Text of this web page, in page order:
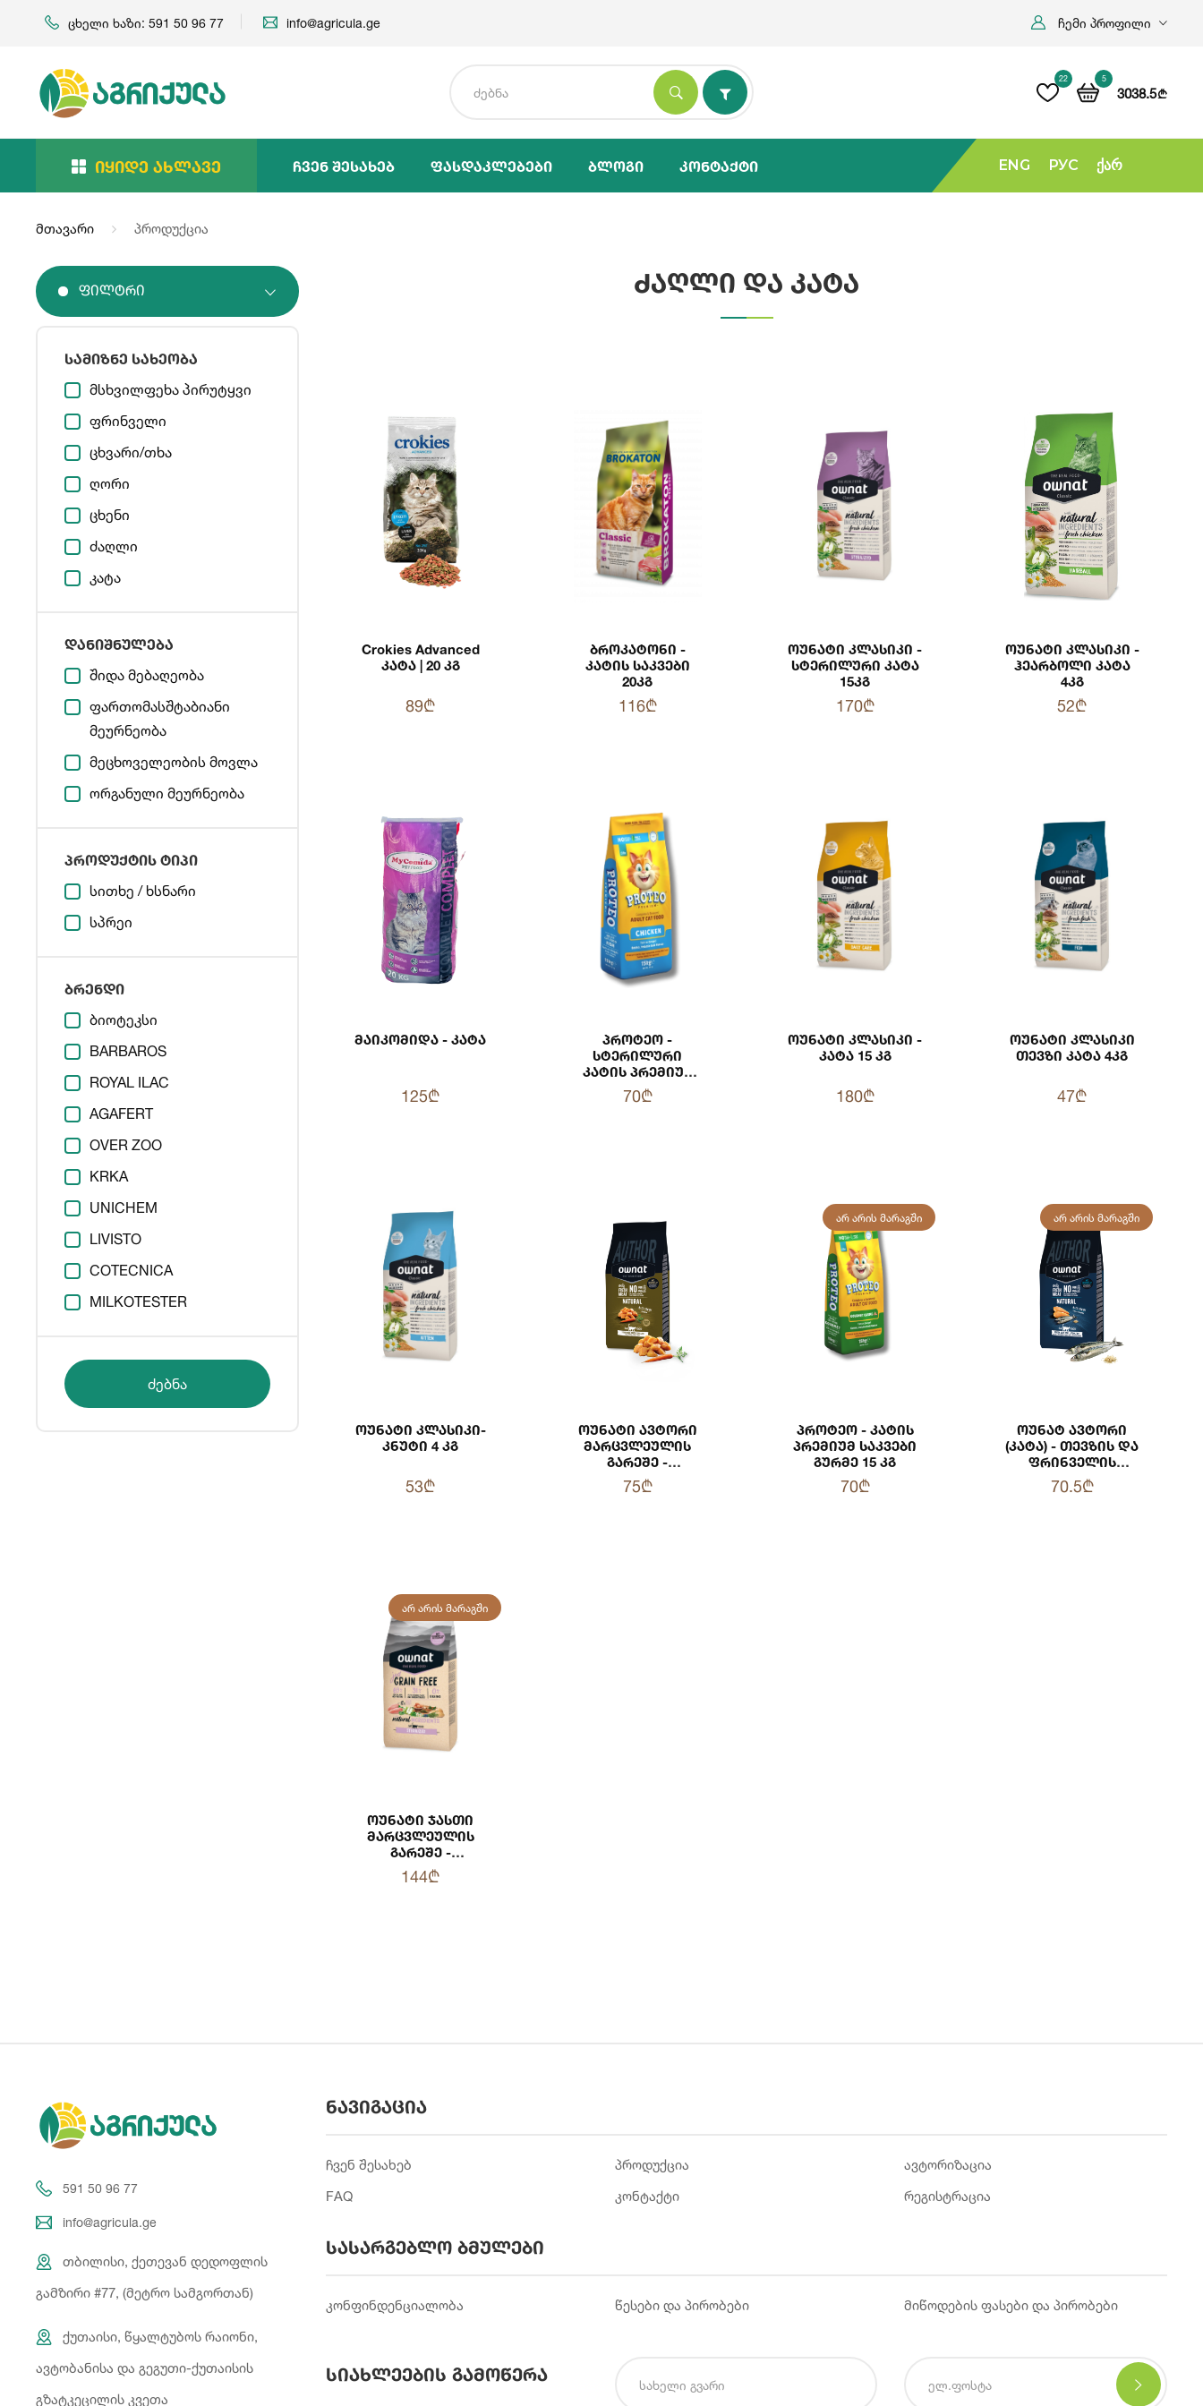
ცხელი ხაზი: 591 50 96 77 info@agricula.ge ჩემი პროფილი
22 5
3038.5b
Იყიდე Ახლავე Ჩვენ Შესახებ Ფასდაკლებები Ბლოგი Კონტაქტი ENG РУС Ქარ
მთავარი პროდუქცია
Ფილტრი
სამიზნე სახეობა
მსხვილფეხა პირუტყვი
ფრინველი
ცხვარი/თხა
ღორი
ცხენი
ძაღლი
კატა
დანიშნულება
შიდა მებაღეობა
ფართომასშტაბიანი
მეურნეობა
მეცხოველეობის მოვლა
ორგანული მეურნეობა
პროდუქტის ტიპი
სითხე / ხსნარი
სპრეი
ბრენდი
ბიოტეკსი
BARBAROS
ROYAL ILAC
AGAFERT
OVER ZOO
KRKA
UNICHEM
LIVISTO
COTECNICA
MILKOTESTER
ძებნა
ძაღლი და კატა
Crokies Advanced
Კატა | 20 Კგ
89₾
Ბროკატონი -
Კატის Საკვები
20კგ
116₾
Ოუნატი Კლასიკი -
Სტერილური Კატა
15კგ
170₾
Ოუნატი Კლასიკი -
Ჰეარბოლი Კატა
4კგ
52₾
Მაიკომიდა - Კატა
125₾
Პროტეო -
Სტერილური
Კატის Პრემიუმ
Საკვები Ქათმის
Ხორცით 15 Კგ
70₾
Ოუნატი Კლასიკი -
Კატა 15 Კგ
180₾
Ოუნატი Კლასიკი
Თევზი Კატა 4კგ
47₾
Ოუნატი Კლასიკი-
Კნუტი 4 Კგ
53₾
Ოუნატი Ავტორი
Მარცვლეულის
Გარეშე -
Სტერილური Კატა
75₾
ᲐᲠ ᲐᲠᲘᲡ ᲛᲐᲠᲐᲒᲨᲘ
Პროტეო - Კატის
Პრემიუმ Საკვები
Გურმე 15 Კგ
70₾
ᲐᲠ ᲐᲠᲘᲡ ᲛᲐᲠᲐᲒᲨᲘ
Ოუნატ Ავტორი
(კატა) - Თევზის Და
Ფრინველის
Ნედლი Ხორცით
3კგ
70.5₾
ᲐᲠ ᲐᲠᲘᲡ ᲛᲐᲠᲐᲒᲨᲘ
Ოუნატი Ჯასთი
Მარცვლეულის
Გარეშე -
Სტერილური Კატა
144₾
591 50 96 77
info@agricula.ge
თბილისი, ქეთევან დედოფლის
გამზირი #77, (მეტრო სამგორთან)
ქუთაისი, წყალტუბოს რაიონი,
ავტობანისა და გეგუთი-ქუთაისის
გზატკეცილის კვეთა
ნავიგაცია
ჩვენ შესახებ
FAQ
პროდუქცია
კონტაქტი
ავტორიზაცია
რეგისტრაცია
სასარგებლო ბმულები
კონფინდენციალობა წესები და პირობები მიწოდების ფასები და პირობები
სიახლეების გამოწერა